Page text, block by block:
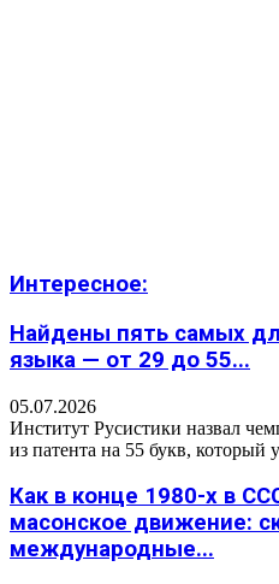
Интересное:
Найдены пять самых
языка — от 29 до 55...
05.07.2026
Институт Русистики назвал
из патента на 55 букв, который
Как в конце 1980-х в
масонское движение:
международные...